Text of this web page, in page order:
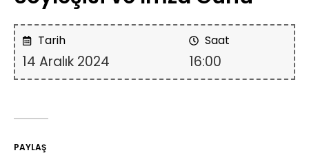
Tarih
14 Aralık 2024
Saat
16:00
PAYLAŞ